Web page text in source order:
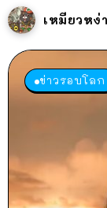
เหมียวหง่
ข่าวรอบโลก